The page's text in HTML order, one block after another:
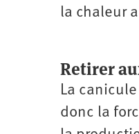
la chaleur
Retirer
La
donc la